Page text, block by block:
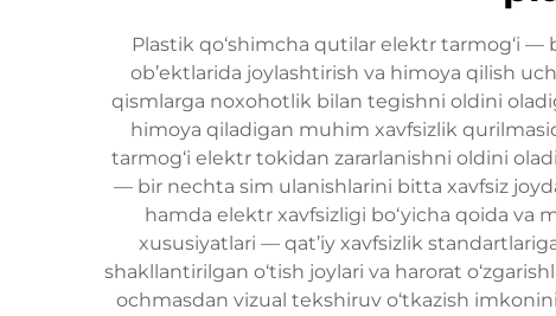
Plastik qo‘shimcha qutilar elektr tarmog‘i
ob’ektlarida joylashtirish va himoya qilish
qismlarga noxohotlik bilan tegishni oldini
himoya qiladigan muhim xavfsizlik
tarmog‘i elektr tokidan zararlanishni oldini
— bir nechta sim ulanishlarini bitta xavfsiz
hamda elektr xavfsizligi bo‘yicha qoida va
xususiyatlari — qat’iy xavfsizlik
shakllantirilgan o‘tish joylari va harorat
ochmasdan vizual tekshiruv o‘tkazish